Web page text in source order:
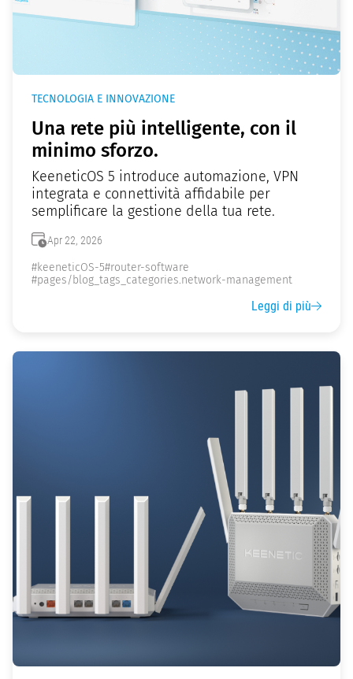
TECNOLOGIA E INNOVAZIONE
Una rete più intelligente, con il
minimo sforzo.
KeeneticOS 5 introduce automazione, VPN
integrata e connettività affidabile per
semplificare la gestione della tua rete.
Apr 22, 2026
#keeneticOS-5#router-software
#pages/blog_tags_categories.network-management
Leggi di più